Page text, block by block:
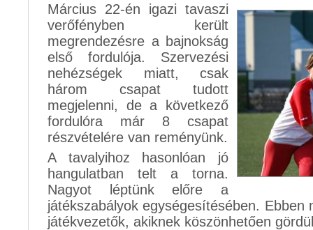
Március 22-én igazi tavaszi
verőfényben került
megrendezésre a bajnokság
első fordulója. Szervezési
nehézségek miatt, csak
három csapat tudott
megjelenni, de a következő
fordulóra már 8 csapat
részvételére van reményünk.
A tavalyihoz hasonlóan jó
hangulatban telt a torna.
Nagyot léptünk előre a
játékszabályok egységesítésében. Ebben
játékvezetők, akiknek köszönhetően